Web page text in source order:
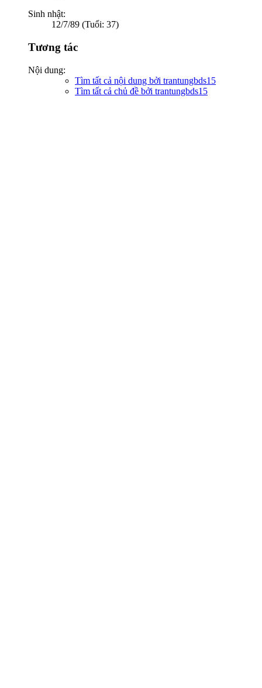
Sinh nhật:
12/7/89 (Tuổi: 37)
Tương tác
Nội dung:
Tìm tất cả nội dung bởi trantungbds15
Tìm tất cả chủ đề bởi trantungbds15